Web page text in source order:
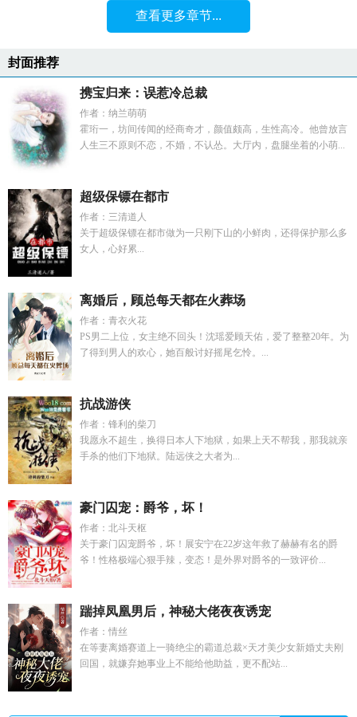
查看更多章节...
封面推荐
携宝归来：误惹冷总裁
作者：纳兰萌萌
霍珩一，坊间传闻的经商奇才，颜值颇高，生性高冷。他曾放言
人生三不原则不恋，不婚，不认怂。大厅内，盘腿坐着的小萌...
超级保镖在都市
作者：三清道人
关于超级保镖在都市做为一只刚下山的小鲜肉，还得保护那么多
女人，心好累...
离婚后，顾总每天都在火葬场
作者：青衣火花
PS男二上位，女主绝不回头！沈瑶爱顾天佑，爱了整整20年。为
了得到男人的欢心，她百般讨好摇尾乞怜。...
抗战游侠
作者：锋利的柴刀
我愿永不超生，换得日本人下地狱，如果上天不帮我，那我就亲
手杀的他们下地狱。陆远侠之大者为...
豪门囚宠：爵爷，坏！
作者：北斗天枢
关于豪门囚宠爵爷，坏！展安宁在22岁这年救了赫赫有名的爵
爷！性格极端心狠手辣，变态！是外界对爵爷的一致评价...
踹掉凤凰男后，神秘大佬夜夜诱宠
作者：情丝
在等妻离婚赛道上一骑绝尘的霸道总裁×天才美少女新婚丈夫刚
回国，就嫌弃她事业上不能给他助益，更不配站...